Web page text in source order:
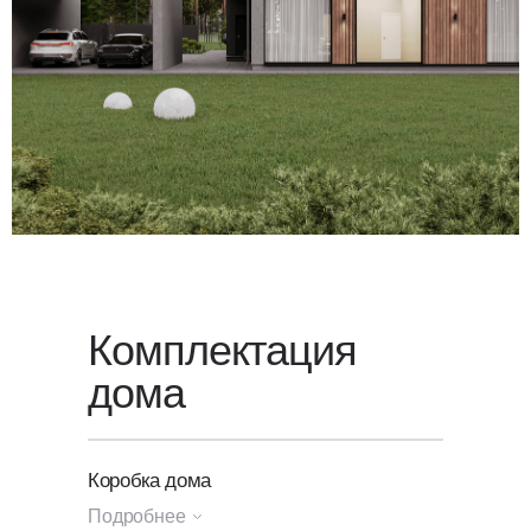
Для уточнения стоимости вашего
проекта свяжитесь с нами или
оставьте заявку на обратный
звонок — мы свяжемся с вами
в ближайшее время.
Комплектация
дома
Коробка дома
Подробнее